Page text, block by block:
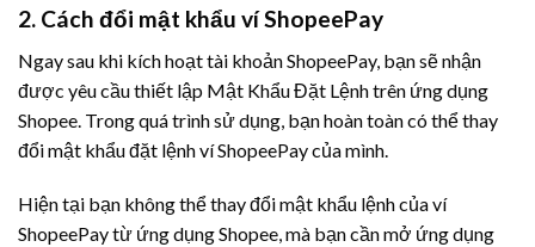
2. Cách đổi mật khẩu ví ShopeePay
Ngay sau khi kích hoạt tài khoản ShopeePay, bạn sẽ nhận
được yêu cầu thiết lập Mật Khẩu Đặt Lệnh trên ứng dụng
Shopee. Trong quá trình sử dụng, bạn hoàn toàn có thể thay
đổi mật khẩu đặt lệnh ví ShopeePay của mình.
Hiện tại bạn không thể thay đổi mật khẩu lệnh của ví
ShopeePay từ ứng dụng Shopee, mà bạn cần mở ứng dụng